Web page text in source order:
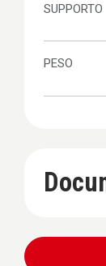
SUPPORTO
PESO